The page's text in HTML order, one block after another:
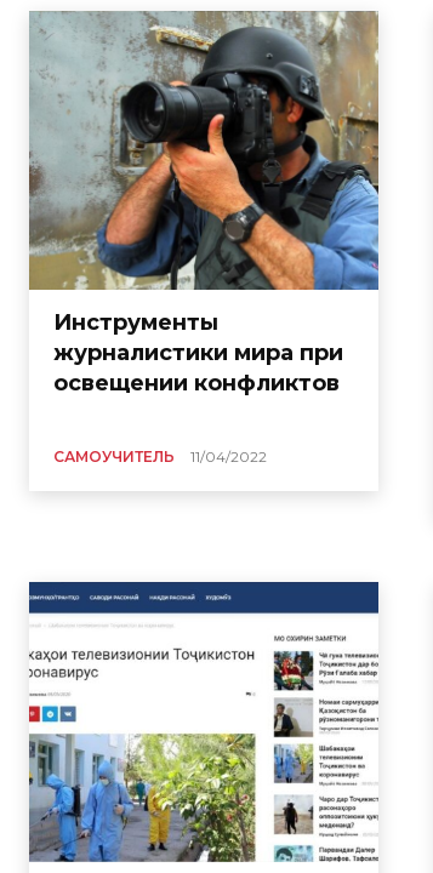
Инструменты
журналистики мира при
освещении конфликтов
САМОУЧИТЕЛЬ 11/04/2022